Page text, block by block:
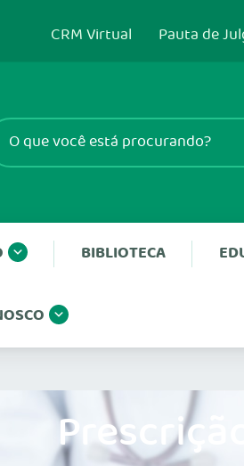
CRM Virtual Pauta de
BIBLIOTECA